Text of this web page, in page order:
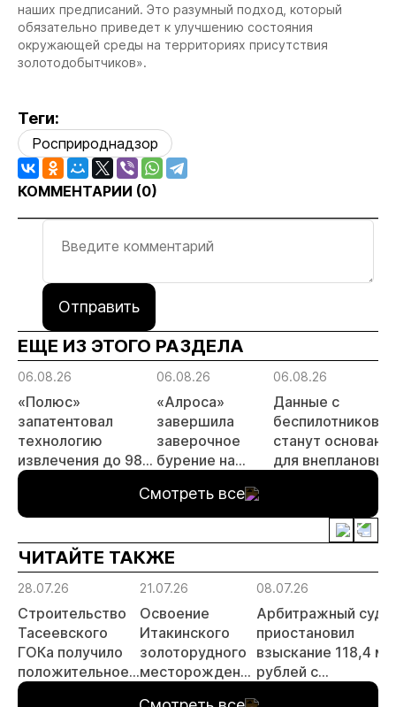
наших предписаний. Это разумный подход, который
обязательно приведет к улучшению состояния
окружающей среды на территориях присутствия
золотодобытчиков».
Теги:
Росприроднадзор
КОММЕНТАРИИ (0)
Отправить
ЕЩЕ ИЗ ЭТОГО РАЗДЕЛА
06.08.26
«Полюс»
запатентовал
технологию
извлечения до 98%
золота из
металлургического
шлака
06.08.26
«Алроса»
завершила
заверочное
бурение на
месторождении
Дегдекан
06.08.26
Данные с
беспилотников
станут
для внеплановых
Смотреть все
ЧИТАЙТЕ ТАКЖЕ
28.07.26
Строительство
Тасеевского
ГОКа получило
положительное
заключение
21.07.26
Освоение
Итакинского
золоторудного
месторождения
08.07.26
Арбитражный суд
приостановил
взыскание 118,4
рублей с